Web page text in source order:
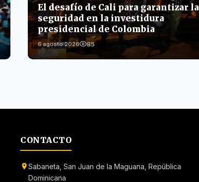
El desafío de Cali para garantizar la
seguridad en la investidura
presidencial de Colombia
6 agosto 2026 85
CONTACTO
Sabaneta, San Juan de la Maguana, República
Dominicana